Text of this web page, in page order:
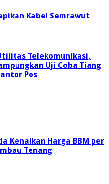
Kabel Semrawut
Telekomunikasi,
Uji Coba Tiang
Pos
Kenaikan Harga BBM per
Tenang